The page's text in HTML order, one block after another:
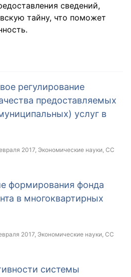
сведений,
тайну, что поможет
регулирование
предоставляемых
услуг в
2017, Экономические науки, CC
формирования фонда
в многоквартирных
2017, Экономические науки, CC
системы